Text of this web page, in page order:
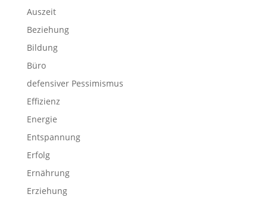
Auszeit
Beziehung
Bildung
Büro
defensiver Pessimismus
Effizienz
Energie
Entspannung
Erfolg
Ernährung
Erziehung